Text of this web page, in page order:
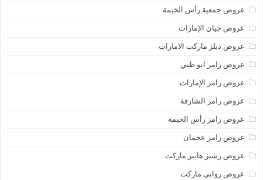
عروض جمعية رأس الخيمة
عروض جيان الإمارات
عروض ديلز ماركت الامارات
عروض رامز ابو ظبي
عروض رامز الإمارات
عروض رامز الشارقة
عروض رامز رأس الخيمة
عروض رامز عجمان
عروض رشيز هايبر ماركت
عروض روابي ماركت